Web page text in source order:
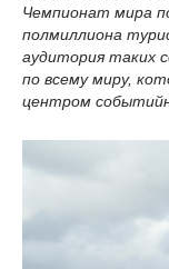
Чемпионат мира
полмиллиона
аудитория таких
по всему миру,
центром